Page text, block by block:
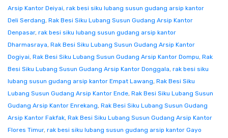
Arsip Kantor Deiyai, rak besi siku lubang susun gudang arsip kantor
Deli Serdang, Rak Besi Siku Lubang Susun Gudang Arsip Kantor
Denpasar, rak besi siku lubang susun gudang arsip kantor
Dharmasraya, Rak Besi Siku Lubang Susun Gudang Arsip Kantor
Dogiyai, Rak Besi Siku Lubang Susun Gudang Arsip Kantor Dompu, Rak
Besi Siku Lubang Susun Gudang Arsip Kantor Donggala, rak besi siku
lubang susun gudang arsip kantor Empat Lawang, Rak Besi Siku
Lubang Susun Gudang Arsip Kantor Ende, Rak Besi Siku Lubang Susun
Gudang Arsip Kantor Enrekang, Rak Besi Siku Lubang Susun Gudang
Arsip Kantor Fakfak, Rak Besi Siku Lubang Susun Gudang Arsip Kantor
Flores Timur, rak besi siku lubang susun gudang arsip kantor Gayo